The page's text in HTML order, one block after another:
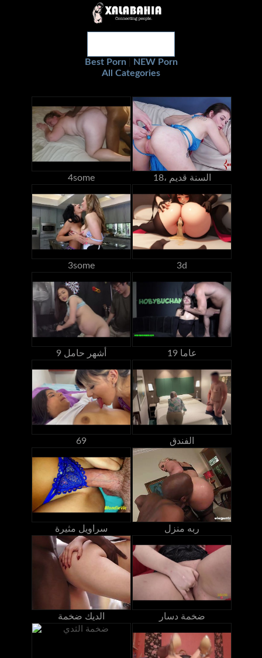
Best Porn
NEW Porn
All Categories
4some 18، السنة قديم
3some 3d
9 أشهر حامل 19 عاما
69 الفندق
سراويل مثيرة ربه منزل
الديك ضخمة ضخمة دسار